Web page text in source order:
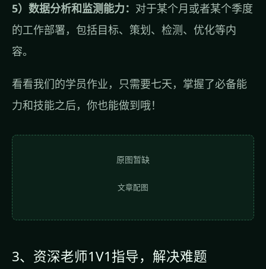
5）数据分析和监测能力： 对于某个月或者某个季度
的工作部署，包括目标、策划、检测、优化等内
容。
看看我们的学员作业，只需要七天，掌握了必备能
力和技能之后，你也能做到哦！
原图暂缺
文章配图
3、资深老师1V1指导，解决难题